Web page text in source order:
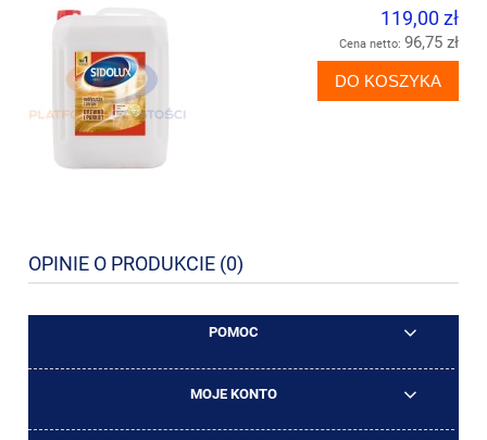
119,00 zł
Cena netto: 96,75 zł
DO KOSZYKA
OPINIE O PRODUKCIE (0)
POMOC
MOJE KONTO